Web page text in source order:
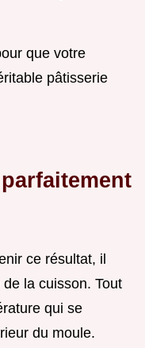
que votre
pâtisserie
ce résultat, il
la cuisson. Tout
qui se
du moule.